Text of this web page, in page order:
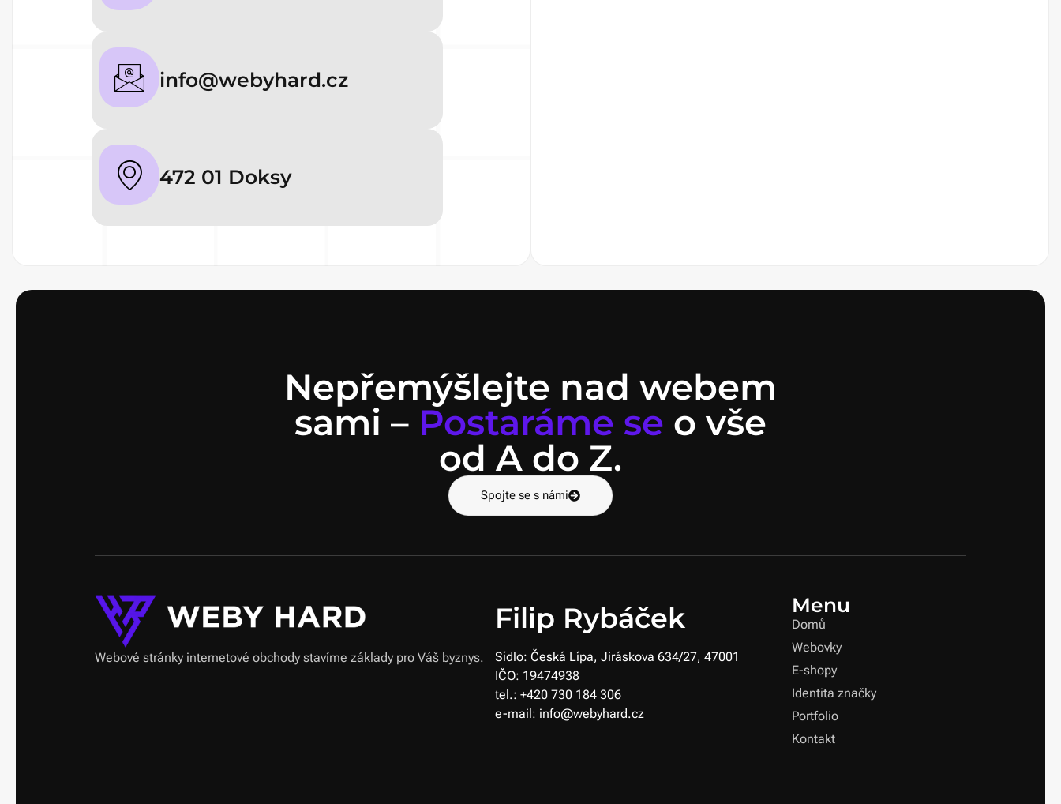
info@webyhard.cz
472 01 Doksy
Nepřemýšlejte nad webem
sami – Postaráme se o vše
od A do Z.
Spojte se s námi
Webové stránky internetové obchody stavíme základy pro Váš byznys.
Filip Rybáček
Sídlo: Česká Lípa, Jiráskova 634/27, 47001
IČO: 19474938
tel.: +420 730 184 306
e-mail: info@webyhard.cz
Menu
Domů
Webovky
E-shopy
Identita značky
Portfolio
Kontakt